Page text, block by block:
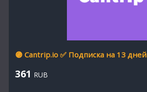
🟣 Cantrip.io ✅ Подписка на 13 дней
361 RUB